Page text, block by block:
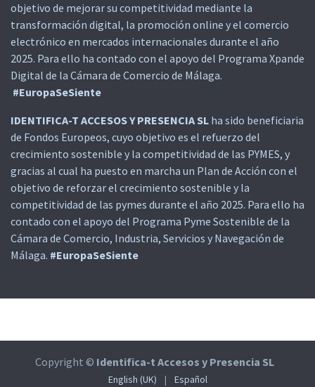
objetivo de mejorar su competitividad mediante la
transformación digital, la promoción online y el comercio
electrónico en mercados internacionales durante el año
2025. Para ello ha contado con el apoyo del Programa Xpande
Digital de la Cámara de Comercio de Málaga.
#EuropaSeSiente
IDENTIFICA-T ACCESOS Y PRESENCIA SL ha sido beneficiaria
de Fondos Europeos, cuyo objetivo es el refuerzo del
crecimiento sostenible y la competitividad de las PYMES, y
gracias al cual ha puesto en marcha un Plan de Acción con el
objetivo de reforzar el crecimiento sostenible y la
competitividad de las pymes durante el año 2025. Para ello ha
contado con el apoyo del Programa Pyme Sostenible de la
Cámara de Comercio, Industria, Servicios y Navegación de
Málaga. #EuropaSeSiente
Copyright © Identifica-t Accesos y Presencia SL
English (UK) |
Español